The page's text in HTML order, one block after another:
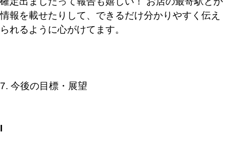
情報を載せたりして、できるだけ分かりやすく伝え
られるように心がけてます。
7. 今後の目標・展望
I